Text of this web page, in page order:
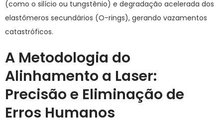
(como o silício ou tungstênio) e degradação acelerada dos
elastômeros secundários (O-rings), gerando vazamentos
catastróficos.
A Metodologia do
Alinhamento a Laser:
Precisão e Eliminação de
Erros Humanos